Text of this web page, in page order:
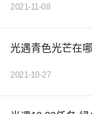
2021-11-08
光遇青色光芒在
2021-10-27